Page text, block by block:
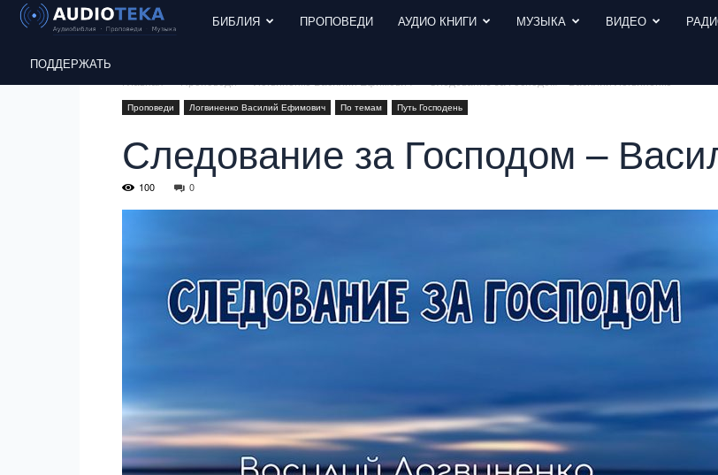
БИБЛИЯ ПРОПОВЕДИ АУДИО КНИГИ МУЗЫКА ВИДЕО
ПОДДЕРЖАТЬ
Проповеди Логвиненко Василий Ефимович По темам Путь Господень
Следование за Господом –
100 0